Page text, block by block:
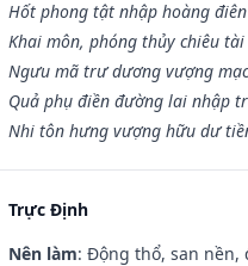
Hốt phong tật nhập hoàng
Khai môn, phóng thủy chiêu tài
Ngưu mã trư dương vượng
Quả phụ điền đường lai nhập
Nhi tôn hưng vượng hữu dư
Trực Định
Nên làm: Động thổ, san nền,